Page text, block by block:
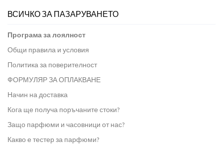
ВСИЧКО ЗА ПАЗАРУВАНЕТО
Програма за лоялност
Общи правила и условия
Политика за поверителност
ФОРМУЛЯР ЗА ОПЛАКВАНЕ
Начин на доставка
Кога ще получа поръчаните стоки?
Защо парфюми и часовници от нас?
Какво е тестер за парфюми?